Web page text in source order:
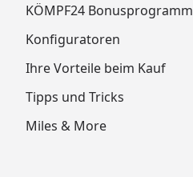
KÖMPF24 Bonusprogramm
Konfiguratoren
Ihre Vorteile beim Kauf
Tipps und Tricks
Miles & More